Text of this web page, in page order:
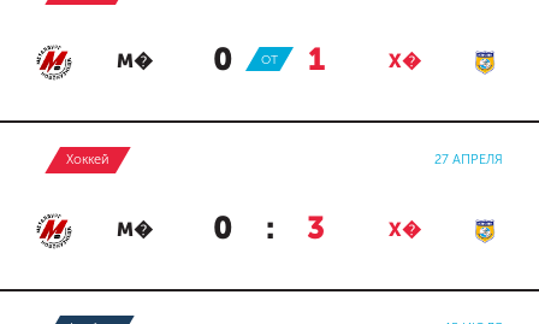
М� 0 : 1 Х�
ОТ
Хоккей 27 АПРЕЛЯ
М� 0 : 3 Х�